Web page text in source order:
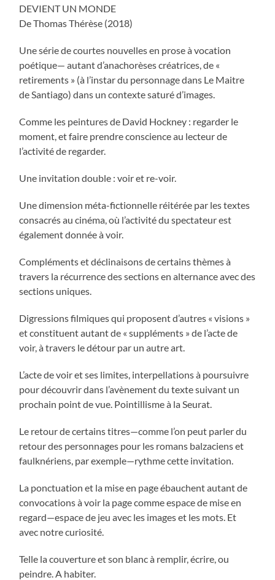
DEVIENT UN MONDE
De Thomas Thérèse (2018)
Une série de courtes nouvelles en prose à vocation
poétique— autant d’anachorèses créatrices, de «
retirements » (à l’instar du personnage dans Le Maitre
de Santiago) dans un contexte saturé d’images.
Comme les peintures de David Hockney : regarder le
moment, et faire prendre conscience au lecteur de
l’activité de regarder.
Une invitation double : voir et re-voir.
Une dimension méta-fictionnelle réitérée par les textes
consacrés au cinéma, où l’activité du spectateur est
également donnée à voir.
Compléments et déclinaisons de certains thèmes à
travers la récurrence des sections en alternance avec des
sections uniques.
Digressions filmiques qui proposent d’autres « visions »
et constituent autant de « suppléments » de l’acte de
voir, à travers le détour par un autre art.
L’acte de voir et ses limites, interpellations à poursuivre
pour découvrir dans l’avènement du texte suivant un
prochain point de vue. Pointillisme à la Seurat.
Le retour de certains titres—comme l’on peut parler du
retour des personnages pour les romans balzaciens et
faulknériens, par exemple—rythme cette invitation.
La ponctuation et la mise en page ébauchent autant de
convocations à voir la page comme espace de mise en
regard—espace de jeu avec les images et les mots. Et
avec notre curiosité.
Telle la couverture et son blanc à remplir, écrire, ou
peindre. A habiter.